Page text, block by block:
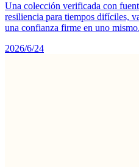
Una colección verificada con
resiliencia para tiempos difíciles,
una confianza firme en uno mismo.
2026/6/24